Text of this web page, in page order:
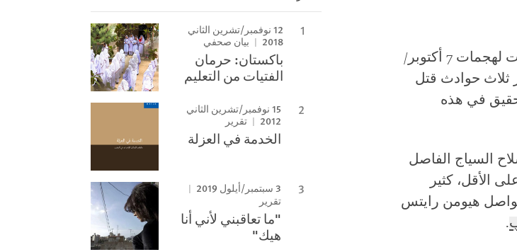
(القدس) – تحققت "هيومن رايتس ووتش" من أربعة فيديوهات لهجمات 7 أكتوبر/
تظهر ثلاث حوادث قتل
في هذه
بالسلاح السياج الفاصل
قُتل 1,400 شخص على الأقل، كثير
هيومن رايتس
.
12 نوفمبر/تشرين الثاني
2018
بيان صحفي
باكستان: حرمان
الفتيات من التعليم
15 نوفمبر/تشرين الثاني
2012
تقرير
الخدمة في العزلة
3 سبتمبر/أيلول 2019
تقرير
"ما تعاقبني لأني أنا
هيك"